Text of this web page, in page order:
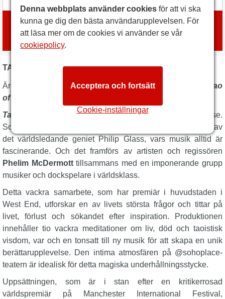
Boka biljetter
medLondon Box Office
TAO OF GLASS BESKRIVNING
Är det en konsert? Är det en föreställning? Den briljanta
Tao
of Glass
Tao of Glass
skapar en komplex väv av ljud och berättelse.
Soundtracket har komponerats speciellt för föreställningen av
det världsledande geniet Philip Glass, vars musik alltid är
fascinerande. Och det framförs av artisten och regissören
Phelim McDermotttillsammans med en imponerande grupp
musiker och dockspelare i världsklass.
Detta vackra samarbete, som har premiär i huvudstaden i
West End, utforskar en av livets största frågor och tittar på
livet, förlust och sökandet efter inspiration. Produktionen
innehåller tio vackra meditationer om liv, död och taoistisk
visdom, var och en tonsatt till ny musik för att skapa en unik
berättarupplevelse. Den intima atmosfären på @sohoplace-
teatern är idealisk för detta magiska underhållningsstycke.
Uppsättningen, som är i stan efter en kritikerrosad
världspremiär på Manchester International Festival,
Denna webbplats använder cookies för att vi ska
kunna ge dig den bästa användarupplevelsen. För
att läsa mer om de cookies vi använder se vår
cookiepolicy.
Cookie-inställningar
Acceptera och fortsätt